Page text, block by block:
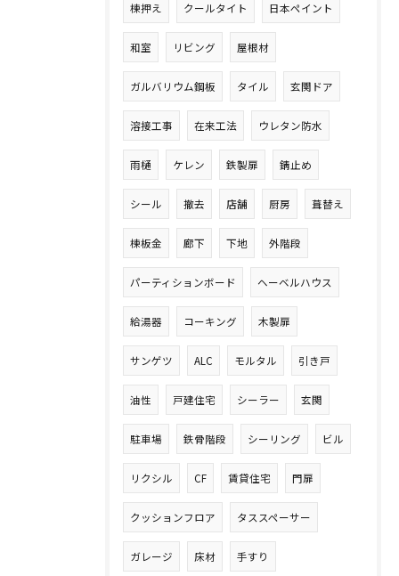
棟押え クールタイト 日本ペイント
和室 リビング 屋根材
ガルバリウム鋼板 タイル 玄関ドア
溶接工事 在来工法 ウレタン防水
雨樋 ケレン 鉄製扉 錆止め
シール 撤去 店舗 厨房 葺替え
棟板金 廊下 下地 外階段
パーティションボード ヘーベルハウス
給湯器 コーキング 木製扉
サンゲツ ALC モルタル 引き戸
油性 戸建住宅 シーラー 玄関
駐車場 鉄骨階段 シーリング ビル
リクシル CF 賃貸住宅 門扉
クッションフロア タススペーサー
ガレージ 床材 手すり